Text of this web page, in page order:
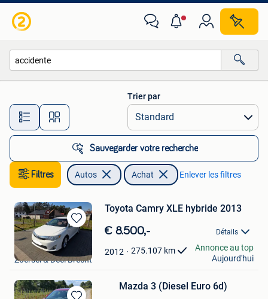
Toutes les distances…
Trier par
Sauvegarder votre recherche
Filtres Autos Achat Enlever les filtres
Sauvegarder
dans
Mes
Favoris
Toyota Camry XLE hybride 2013
€ 8.500,- Détails
2012 275.107 km
Pieter P
Zoersel & Deel Brecht
Annonce au top
Aujourd'hui
Mazda 3 (Diesel Euro 6d)